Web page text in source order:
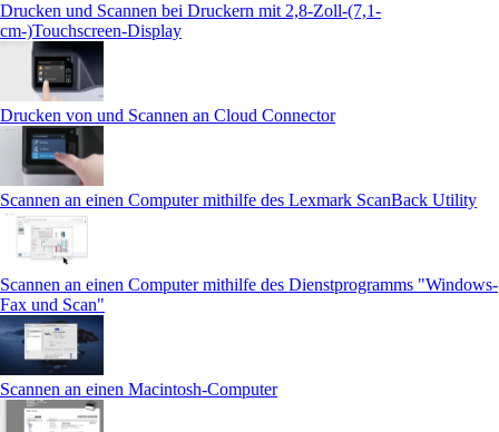
Drucken und Scannen bei Druckern mit 2,8-Zoll-(7,1-
cm-)Touchscreen‑Display
Drucken von und Scannen an Cloud Connector
Scannen an einen Computer mithilfe des Lexmark ScanBack Utility
Scannen an einen Computer mithilfe des Dienstprogramms "Windows-
Fax und Scan"
Scannen an einen Macintosh-Computer